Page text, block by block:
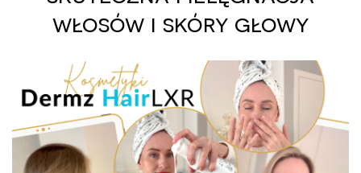
włosów i skóry głowy